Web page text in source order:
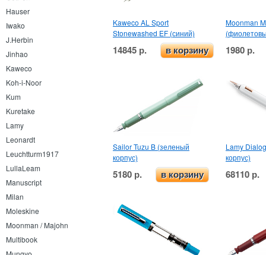
Hauser
Iwako
J.Herbin
Jinhao
Kaweco
Koh-i-Noor
Kum
Kuretake
Lamy
Leonardt
Leuchtturm1917
LullaLeam
Manuscript
Milan
Moleskine
Moonman / Majohn
Multibook
Kaweco AL Sport
Stonewashed EF (синий)
14845 р. в корзину
Moonman
1980 р.
Sailor Tuzu B (зеленый
корпус)
5180 р. в корзину
Lamy
корпус)
68110 р.